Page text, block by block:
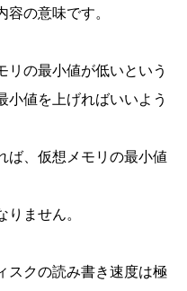
の意味です。
リの最小値が低いという
小値を上げればいいよう
ば、仮想メモリの最小値
ません。
スクの読み書き速度は極